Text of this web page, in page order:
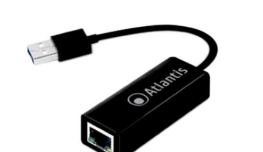
SPEDIZIONI